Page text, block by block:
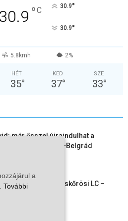
30.9 °C 30.9°
30.9°
5.8kmh 2%
HÉT
35°
KED
37°
SZE
33°
már ősszel újraindulhat a
a Budapest–Belgrád
a felkészülést a Kiskőrösi LC –
a
További